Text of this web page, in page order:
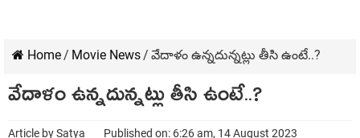
Home/ Movie News/ వేదాళం ఉన్న‌దున్న‌ట్లు తీసి ఉంటే..?
వేదాళం ఉన్న‌దున్న‌ట్లు తీసి ఉంటే..?
Article bySatya Published on: 6:26 am, 14 August 2023